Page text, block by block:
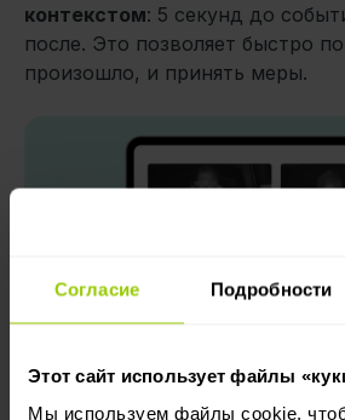
Согласие Подробности
Этот сайт использует файлы
Мы используем файлы cookie,
контекстом: 5 секунд до
после. Это позволяет быстро
произошло, и принять меры.